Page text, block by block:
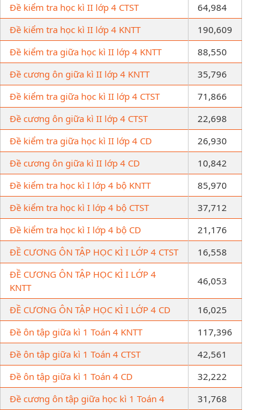
Đề kiểm tra học kì II lớp 4 CTST
64,984
Đề kiểm tra học kì II lớp 4 KNTT
190,609
Đề kiểm tra giữa học kì II lớp 4 KNTT
88,550
Đề cương ôn giữa kì II lớp 4 KNTT
35,796
Đề kiểm tra giữa học kì II lớp 4 CTST
71,866
Đề cương ôn giữa kì II lớp 4 CTST
22,698
Đề kiểm tra giữa học kì II lớp 4 CD
26,930
Đề cương ôn giữa kì II lớp 4 CD
10,842
Đề kiểm tra học kì I lớp 4 bộ KNTT
85,970
Đề kiểm tra học kì I lớp 4 bộ CTST
37,712
Đề kiểm tra học kì I lớp 4 bộ CD
21,176
ĐỀ CƯƠNG ÔN TẬP HỌC KÌ I LỚP 4 CTST
16,558
ĐỀ CƯƠNG ÔN TẬP HỌC KÌ I LỚP 4
KNTT
46,053
ĐỀ CƯƠNG ÔN TẬP HỌC KÌ I LỚP 4 CD
16,025
Đề ôn tập giữa kì 1 Toán 4 KNTT
117,396
Đề ôn tập giữa kì 1 Toán 4 CTST
42,561
Đề ôn tập giữa kì 1 Toán 4 CD
32,222
Đề cương ôn tập giữa học kì 1 Toán 4
31,768